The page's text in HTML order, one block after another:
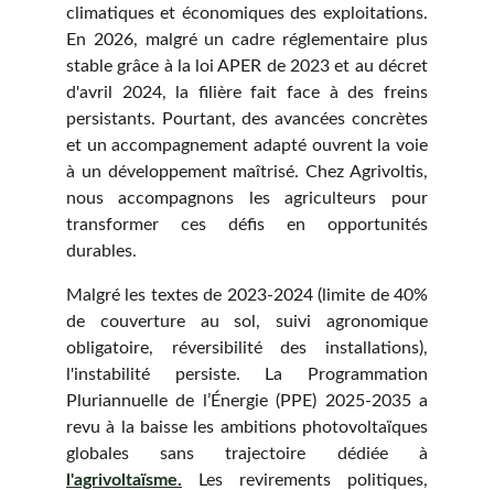
climatiques et économiques des exploitations.
En 2026, malgré un cadre réglementaire plus
stable grâce à la loi APER de 2023 et au décret
d'avril 2024, la filière fait face à des freins
persistants. Pourtant, des avancées concrètes
et un accompagnement adapté ouvrent la voie
à un développement maîtrisé. Chez Agrivoltis,
nous accompagnons les agriculteurs pour
transformer ces défis en opportunités
durables.
Malgré les textes de 2023-2024 (limite de 40%
de couverture au sol, suivi agronomique
obligatoire, réversibilité des installations),
l'instabilité persiste. La Programmation
Pluriannuelle de l’Énergie (PPE) 2025-2035 a
revu à la baisse les ambitions photovoltaïques
globales sans trajectoire dédiée à
l'agrivoltaïsme. Les revirements politiques,